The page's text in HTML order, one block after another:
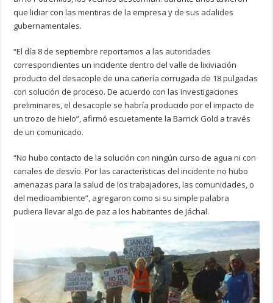
que lidiar con las mentiras de la empresa y de sus adalides
gubernamentales.
“El día 8 de septiembre reportamos a las autoridades
correspondientes un incidente dentro del valle de lixiviación
producto del desacople de una cañería corrugada de 18 pulgadas
con solución de proceso. De acuerdo con las investigaciones
preliminares, el desacople se habría producido por el impacto de
un trozo de hielo”, afirmó escuetamente la Barrick Gold a través
de un comunicado.
“No hubo contacto de la solución con ningún curso de agua ni con
canales de desvío. Por las características del incidente no hubo
amenazas para la salud de los trabajadores, las comunidades, o
del medioambiente”, agregaron como si su simple palabra
pudiera llevar algo de paz a los habitantes de Jáchal.